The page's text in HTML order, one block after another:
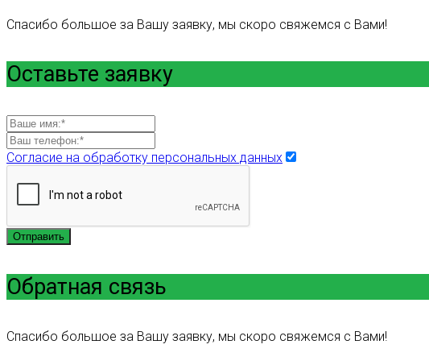
Спасибо большое за Вашу заявку, мы скоро свяжемся с Вами!
Оставьте заявку
Согласие на обработку персональных данных
Отправить
Обратная связь
Спасибо большое за Вашу заявку, мы скоро свяжемся с Вами!